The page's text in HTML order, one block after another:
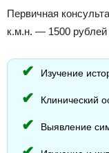
Первичная
к.м.н. — 1500 рублей
Изучение
Клинический
Выявление